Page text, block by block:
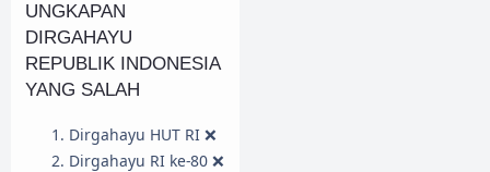
UNGKAPAN
DIRGAHAYU
REPUBLIK INDONESIA
YANG SALAH
Dirgahayu HUT RI ❌
Dirgahayu RI ke-80 ❌